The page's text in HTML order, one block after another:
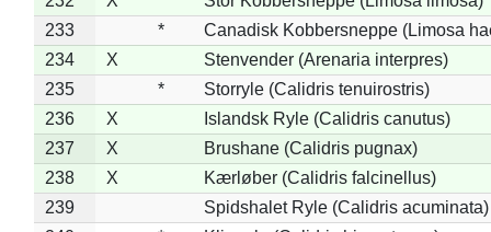
233
*
Canadisk Kobbersneppe (Limosa
234
X
Stenvender (Arenaria interpres)
235
*
Storryle (Calidris tenuirostris)
236
X
Islandsk Ryle (Calidris canutus)
237
X
Brushane (Calidris pugnax)
238
X
Kærløber (Calidris falcinellus)
239
Spidshalet Ryle (Calidris acuminata)